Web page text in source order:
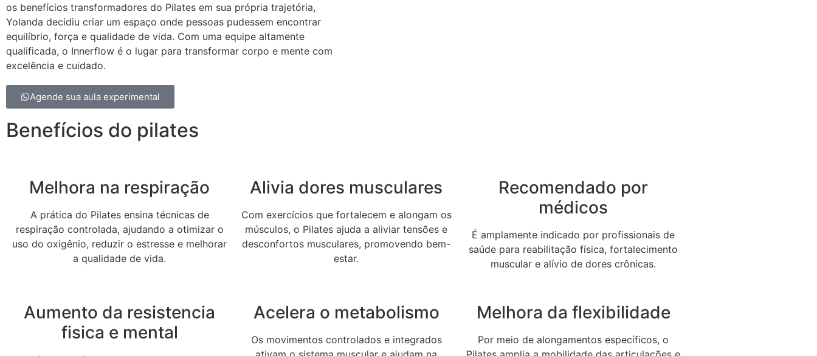
os benefícios transformadores do Pilates em sua própria trajetória,
Yolanda decidiu criar um espaço onde pessoas pudessem encontrar
equilíbrio, força e qualidade de vida. Com uma equipe altamente
qualificada, o Innerflow é o lugar para transformar corpo e mente com
excelência e cuidado.
Agende sua aula experimental
Benefícios do pilates
Melhora na respiração
A prática do Pilates ensina técnicas de
respiração controlada, ajudando a otimizar o
uso do oxigênio, reduzir o estresse e melhorar
a qualidade de vida.
Alivia dores musculares
Com exercícios que fortalecem e alongam os
músculos, o Pilates ajuda a aliviar tensões e
desconfortos musculares, promovendo bem-
estar.
Recomendado por
médicos
É amplamente indicado por profissionais de
saúde para reabilitação física, fortalecimento
muscular e alívio de dores crônicas.
Aumento da resistencia
fisica e mental
Acelera o metabolismo
Os movimentos controlados e integrados
Melhora da flexibilidade
Por meio de alongamentos específicos, o